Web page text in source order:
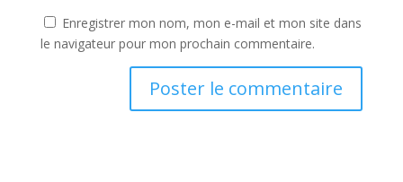
Enregistrer mon nom, mon e-mail et mon site dans
le navigateur pour mon prochain commentaire.